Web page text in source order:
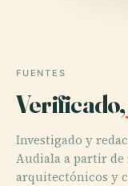
FUENTES
Verificado,
Investigado y
Audiala a partir
arquitectónicos y